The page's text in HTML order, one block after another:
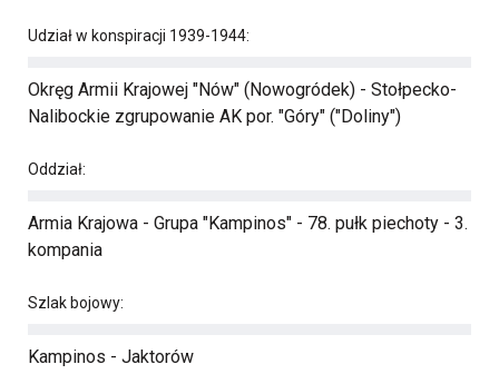
Udział w konspiracji 1939-1944:
Okręg Armii Krajowej "Nów" (Nowogródek) - Stołpecko-
Nalibockie zgrupowanie AK por. "Góry" ("Doliny")
Oddział:
Armia Krajowa - Grupa "Kampinos" - 78. pułk piechoty - 3.
kompania
Szlak bojowy:
Kampinos - Jaktorów